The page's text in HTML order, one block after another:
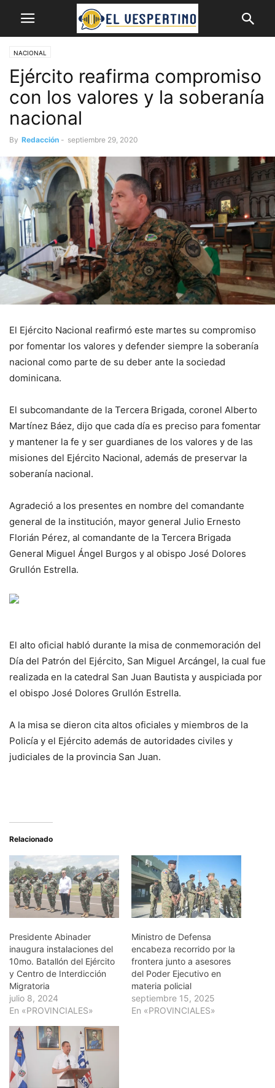
NACIONAL
Ejército reafirma compromiso
con los valores y la soberanía
nacional
By Redacción - septiembre 29, 2020
El Ejército Nacional reafirmó este martes su compromiso
por fomentar los valores y defender siempre la soberanía
nacional como parte de su deber ante la sociedad
dominicana.
El subcomandante de la Tercera Brigada, coronel Alberto
Martínez Báez, dijo que cada día es preciso para fomentar
y mantener la fe y ser guardianes de los valores y de las
misiones del Ejército Nacional, además de preservar la
soberanía nacional.
Agradeció a los presentes en nombre del comandante
general de la institución, mayor general Julio Ernesto
Florián Pérez, al comandante de la Tercera Brigada
General Miguel Ángel Burgos y al obispo José Dolores
Grullón Estrella.
El alto oficial habló durante la misa de conmemoración del
Día del Patrón del Ejército, San Miguel Arcángel, la cual fue
realizada en la catedral San Juan Bautista y auspiciada por
el obispo José Dolores Grullón Estrella.
A la misa se dieron cita altos oficiales y miembros de la
Policía y el Ejército además de autoridades civiles y
judiciales de la provincia San Juan.
Relacionado
Presidente Abinader
inaugura instalaciones del
10mo. Batallón del Ejército
y Centro de Interdicción
Migratoria
julio 8, 2024
En «PROVINCIALES»
Ministro de Defensa
encabeza recorrido por la
frontera junto a asesores
del Poder Ejecutivo en
materia policial
septiembre 15, 2025
En «PROVINCIALES»